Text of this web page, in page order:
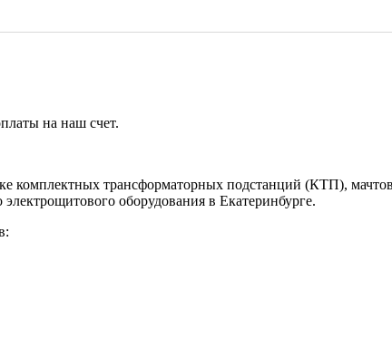
на наш счет.
комплектных трансформаторных подстанций (КТП),
оборудования в Екатеринбурге.